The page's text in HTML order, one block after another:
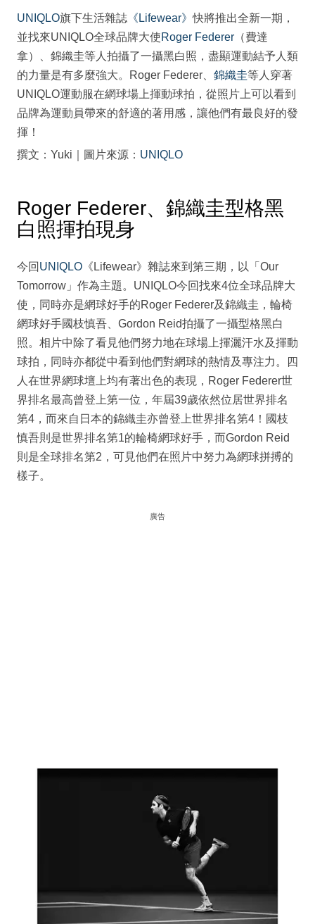
UNIQLO旗下生活雜誌 《Lifewear》快將推出全新一期，
並找來UNIQLO全球品牌大使Roger Federer （費達
拿）、錦織圭等人拍攝了一攝黑白照，盡顯運動結予人類
的力量是有多麼強大。Roger Federer、 錦織圭等人穿著
UNIQLO運動服在網球場上揮動球拍，從照片上可以看到
品牌為運動員帶來的舒適的著用感，讓他們有最良好的發
揮！
撰文：Yuki｜圖片來源： UNIQLO
Roger Federer、錦織圭型格黑
白照揮拍現身
今回 UNIQLO 《Lifewear》雜誌來到第三期，以「Our
Tomorrow」作為主題。UNIQLO今回找來4位全球品牌大
使，同時亦是網球好手的Roger Federer及錦織圭，輪椅
網球好手國枝慎吾、Gordon Reid拍攝了一攝型格黑白
照。相片中除了看見他們努力地在球場上揮灑汗水及揮動
球拍，同時亦都從中看到他們對網球的熱情及專注力。四
人在世界網球壇上均有著出色的表現，Roger Federer世
界排名最高曾登上第一位，年屆39歲依然位居世界排名
第4，而來自日本的錦織圭亦曾登上世界排名第4！國枝
慎吾則是世界排名第1的輪椅網球好手，而Gordon Reid
則是全球排名第2，可見他們在照片中努力為網球拼搏的
樣子。
廣告